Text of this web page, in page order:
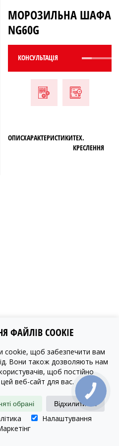
МОРОЗИЛЬНА ШАФА
NG60G
КОНСУЛЬТАЦIЯ
ОПИСХАРАКТЕРИСТИКИТЕХ.
КРЕСЛЕННЯ
ФАЙЛІВ COOKIE
cookie, щоб забезпечити вам
Вони також дозволяють нам
щоб постійно
веб-сайт для вас.
обрані Відхилити всі
Налаштування
КНОПКА
ЗВ'ЯЗКУ